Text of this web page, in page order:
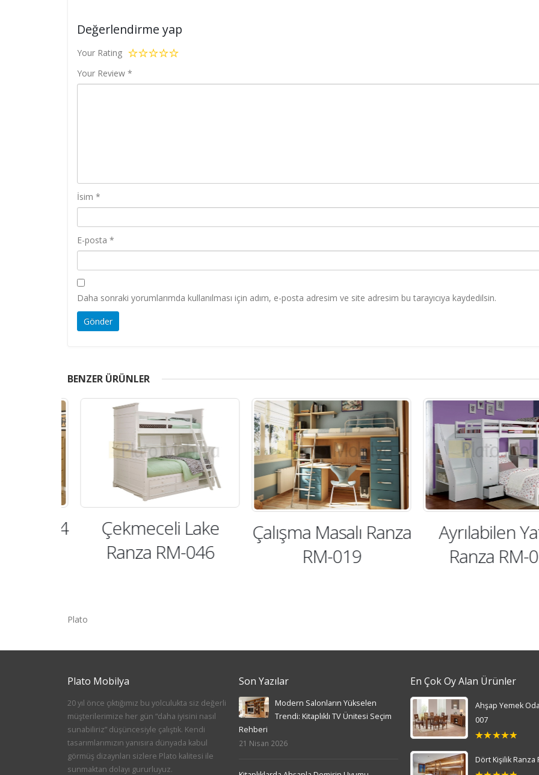
Değerlendirme yap
Your Rating
Your Review *
İsim *
E-posta *
Daha sonraki yorumlarımda kullanılması için adım, e-posta adresim ve site adresim bu tarayıcıya kaydedilsin.
BENZER ÜRÜNLER
Çekmeceli Lake
Ranza RM-046
Çalışma Masalı Ranza
RM-019
Ayrılabilen
Ranza RM-
Plato
Plato Mobilya
20 yıl önce çıktığımız bu yolculukta siz değerli
müşterilerimize her gün “daha iyisini nasıl
sunabiliriz” düşüncesiyle çalıştık. Kendi
tasarımlarımızın yanısıra dünyada kabul
görmüş dizaynları sizlere Plato kalitesi ile
sunmaktan dolayı gururluyuz.
Son Yazılar
Modern Salonların Yükselen
Trendi: Kitaplıklı TV Ünitesi Seçim
Rehberi
21 Nisan 2026
En Çok Oy Alan Ürünler
Ahşap Yemek
007
Dört Kişilik Ranza